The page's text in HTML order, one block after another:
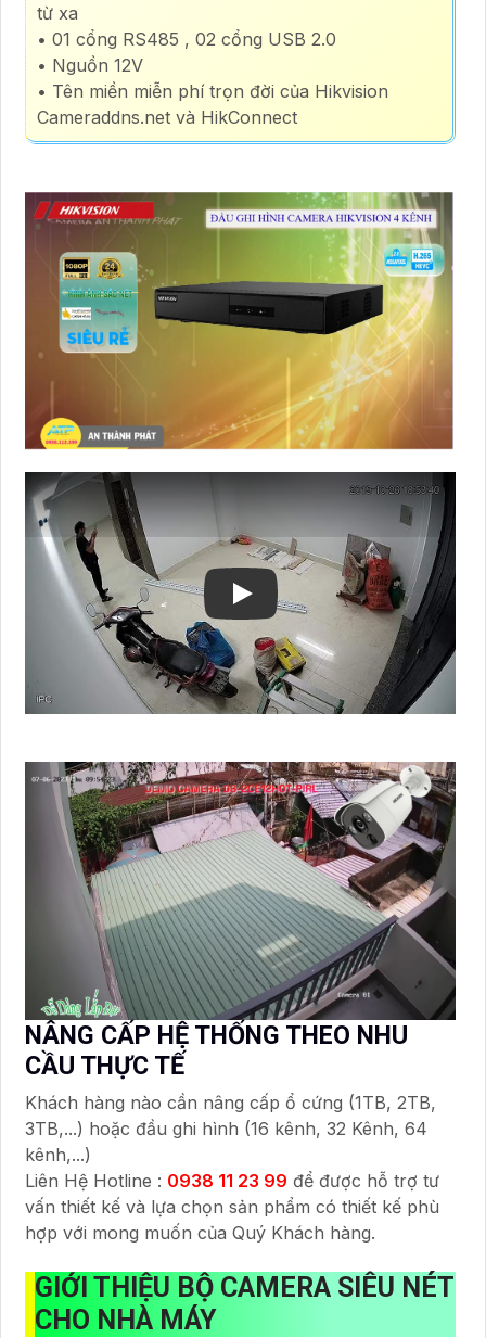
từ xa
• 01 cổng RS485 , 02 cổng USB 2.0
• Nguồn 12V
• Tên miền miễn phí trọn đời của Hikvision
Cameraddns.net và HikConnect
NÂNG CẤP HỆ THỐNG THEO NHU
CẦU THỰC TẾ
Khách hàng nào cần nâng cấp ổ cứng (1TB, 2TB,
3TB,...) hoặc đầu ghi hình (16 kênh, 32 Kênh, 64
kênh,...)
Liên Hệ Hotline : 0938 11 23 99 để được hỗ trợ tư
vấn thiết kế và lựa chọn sản phẩm có thiết kế phù
hợp với mong muốn của Quý Khách hàng.
GIỚI THIỆU BỘ CAMERA SIÊU NÉT
CHO NHÀ MÁY